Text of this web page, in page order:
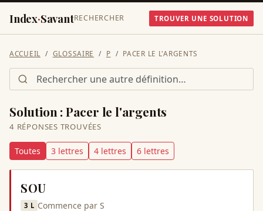
Index·SavantRECHERCHER TROUVER UNE SOLUTION
ACCUEIL GLOSSAIRE P PACER LE L'ARGENTS
Solution : Pacer le l'argents
4 RÉPONSES TROUVÉES
Toutes 3 lettres 4 lettres 6 lettres
SOU
3 L Commence parS